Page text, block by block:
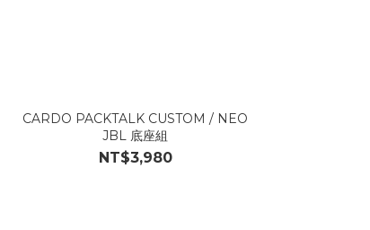
CARDO PACKTALK CUSTOM / NEO
JBL 底座組
NT$3,980